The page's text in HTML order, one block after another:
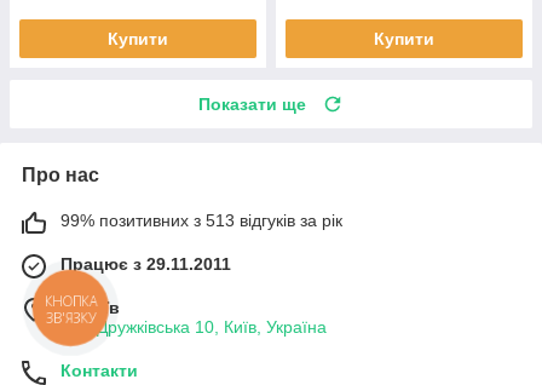
Купити Купити
Показати ще
Про нас
99% позитивних з 513 відгуків за рік
Працює з 29.11.2011
м. Київ
вул. Дружківська 10, Київ, Україна
Контакти
КНОПКА
ЗВ'ЯЗКУ